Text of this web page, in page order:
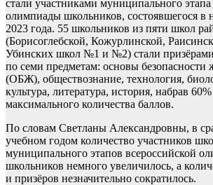
стали участниками муниципального этапа
олимпиады школьников, состоявшегося в
2023 года. 55 школьников из пяти школ
(Борисоглебской, Кожурлинской,
Убинских школ №1 и №2) стали
по семи предметам: основы безопасности
(ОБЖ), обществознание, технология,
культура, литература, история, набрав
максимального количества баллов.
По словам Светланы Александровны, в
учебном годом количество участников
муниципального этапов всероссийской
школьников немного увеличилось, а
и призёров незначительно сократилось.